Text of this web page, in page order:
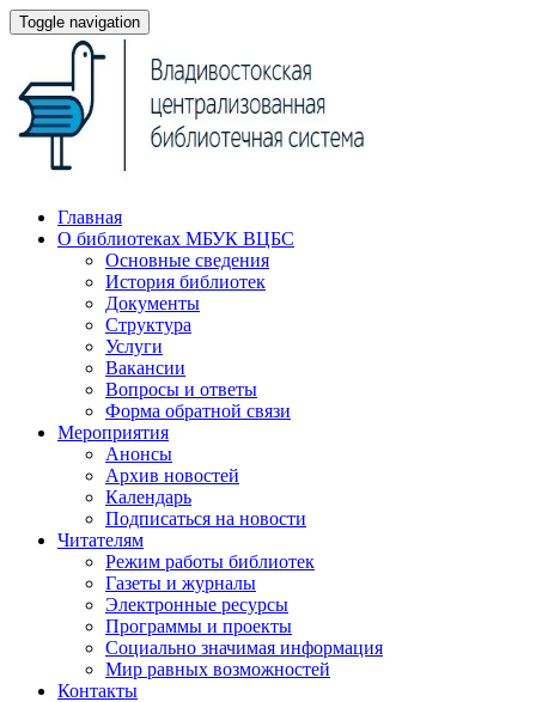
Toggle navigation
Главная
О библиотеках МБУК ВЦБС
Основные сведения
История библиотек
Документы
Структура
Услуги
Вакансии
Вопросы и ответы
Форма обратной связи
Мероприятия
Анонсы
Архив новостей
Календарь
Подписаться на новости
Читателям
Режим работы библиотек
Газеты и журналы
Электронные ресурсы
Программы и проекты
Социально значимая информация
Мир равных возможностей
Контакты